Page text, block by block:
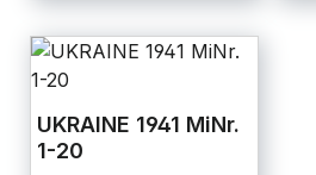
UKRAINE 1941 MiNr.
1-20